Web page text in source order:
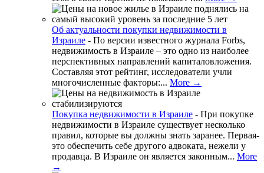
Об актуальности покупки недвижимости в
Израиле - По версии известного журнала Forbs,
недвижимость в Израиле – это одно из наиболее
перспективных направлений капиталовложения.
Составляя этот рейтинг, исследователи учли
многочисленные факторы:... More →
Покупка недвижимости в Израиле - При покупке
недвижимости в Израиле существует несколько
правил, которые вы должны знать заранее. Первая-
это обеспечить себе другого адвоката, нежели у
продавца. В Израиле он является законным... More
→